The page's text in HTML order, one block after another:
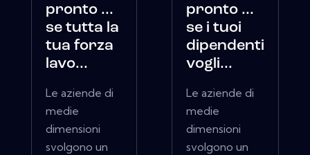
pronto ...
se tutta la
tua forza
lavo...
Le aziende di
medie
dimensioni
svolgono un
pronto ...
se i tuoi
dipendenti
vogli...
Le aziende di
medie
dimensioni
svolgono un